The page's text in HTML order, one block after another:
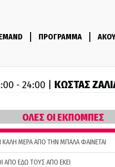
ΠΡΟΓΡΑΜΜΑ
- 24:00 | ΚΩΣΤΑΣ
ΟΛΕΣ ΟΙ ΕΚΠΟΜΠΕΣ
ΚΑΛΗ ΜΕΡΑ ΑΠΟ ΤΗΝ ΜΠΑΛΑ ΦΑΙΝΕΤΑΙ
ΑΠΟ ΕΔΩ ΤΟΥΣ ΑΠΟ ΕΚΕΙ